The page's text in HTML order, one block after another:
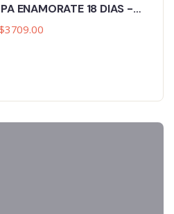
ENAMORATE 18 DIAS -
PASEO EN GONDOLA
3709.00